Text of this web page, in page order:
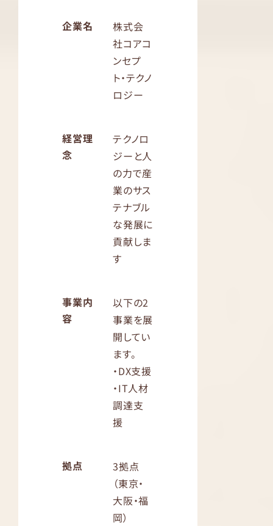
企業名
株式会
社コアコ
ンセプ
ト・テクノ
ロジー
経営理
念
テクノロ
ジーと人
の力で産
業のサス
テナブル
な発展に
貢献しま
す
事業内
容
以下の2
事業を展
開してい
ます。
・DX支援
・IT人材
調達支
援
拠点
3拠点
（東京・
大阪・福
岡）